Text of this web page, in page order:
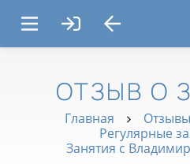
ОТЗЫВ О
Главная
Регулярные
Занятия с